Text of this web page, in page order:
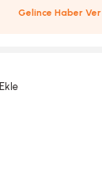
Gelince Haber Ver